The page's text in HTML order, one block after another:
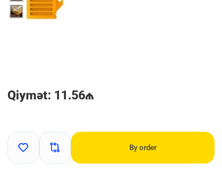
Qiymət: 11.56₼
By order